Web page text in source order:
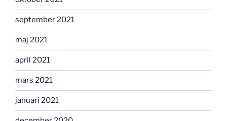
september 2021
maj 2021
april 2021
mars 2021
januari 2021